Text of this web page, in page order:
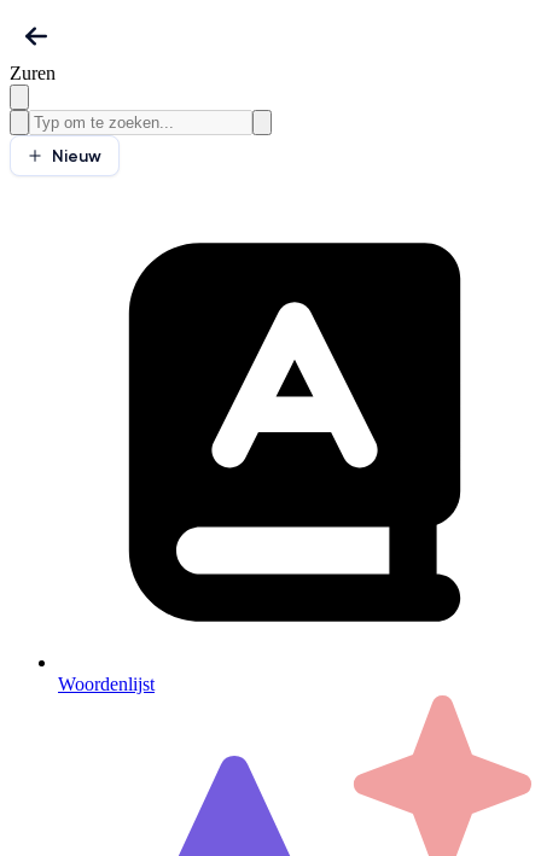
Zuren
Nieuw
Woordenlijst